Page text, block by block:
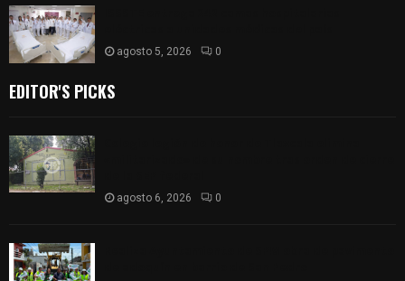
agosto 5, 2026 0
EDITOR'S PICKS
agosto 6, 2026 0